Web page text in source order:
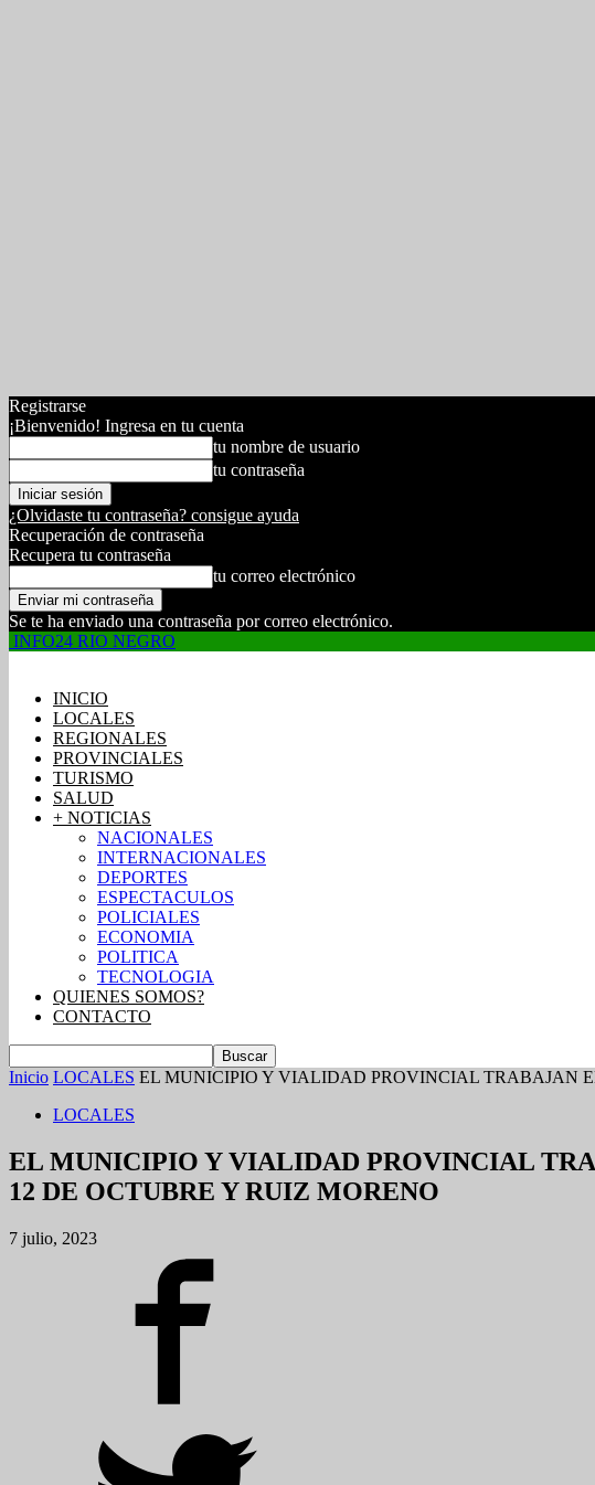
Registrarse
¡Bienvenido! Ingresa en tu cuenta
tu nombre de usuario
tu contraseña
¿Olvidaste tu contraseña? consigue ayuda
Recuperación de contraseña
Recupera tu contraseña
tu correo electrónico
Se te ha enviado una contraseña por correo electrónico.
INFO24 RIO NEGRO
INICIO
LOCALES
REGIONALES
PROVINCIALES
TURISMO
SALUD
+ NOTICIAS
NACIONALES
INTERNACIONALES
DEPORTES
ESPECTACULOS
POLICIALES
ECONOMIA
POLITICA
TECNOLOGIA
QUIENES SOMOS?
CONTACTO
Inicio LOCALES EL MUNICIPIO Y VIALIDAD PROVINCIAL TRABAJAN
LOCALES
EL MUNICIPIO Y VIALIDAD PROVINCIAL
12 DE OCTUBRE Y RUIZ MORENO
7 julio, 2023